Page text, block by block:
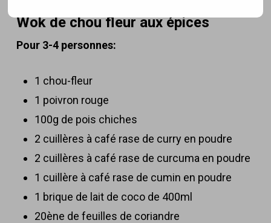
Wok de chou fleur aux épices
Pour 3-4 personnes:
1 chou-fleur
1 poivron rouge
100g de pois chiches
2 cuillères à café rase de curry en poudre
2 cuillères à café rase de curcuma en poudre
1 cuillère à café rase de cumin en poudre
1 brique de lait de coco de 400ml
20ène de feuilles de coriandre